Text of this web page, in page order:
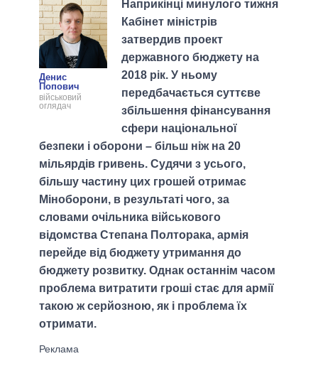
Денис
Попович
військовий
оглядач
Наприкінці минулого тижня
Кабінет міністрів
затвердив проект
державного бюджету на
2018 рік. У ньому
передбачається суттєве
збільшення фінансування
сфери національної
безпеки і оборони – більш ніж на 20
мільярдів гривень. Судячи з усього,
більшу частину цих грошей отримає
Міноборони, в результаті чого, за
словами очільника військового
відомства Степана Полторака, армія
перейде від бюджету утримання до
бюджету розвитку. Однак останнім часом
проблема витратити гроші стає для армії
такою ж серйозною, як і проблема їх
отримати.